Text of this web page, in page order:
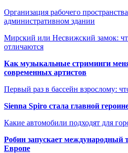
Организация рабочего
административном здании
Мирский или Несвижский замок:
отличаются
Как музыкальные стриминги
современных артистов
Первый раз в бассейн взрослому:
Sienna Spiro стала главной
Какие автомобили подходят для
Робин запускает международный
Европе